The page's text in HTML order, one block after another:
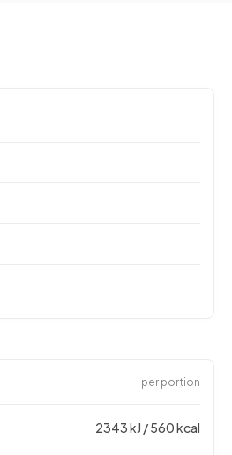
per portion
2343 kJ / 560 kcal